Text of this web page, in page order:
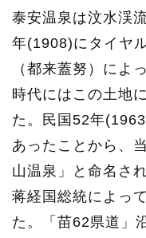
泰安温泉は汶水渓
年(1908)にタイヤ
（都来蓋努）によ
時代にはこの土地
た。民国52年
あったことから、
山温泉」と命名さ
蒋経国総統によっ
た。「苗62県道」